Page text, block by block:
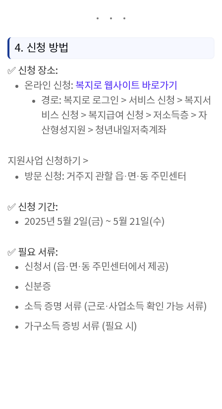
4. 신청 방법
✅ 신청 장소:
온라인 신청: 복지로 웹사이트 바로가기
경로: 복지로 로그인 > 서비스 신청 > 복지서
비스 신청 > 복지급여 신청 > 저소득층 > 자
산형성지원 > 청년내일저축계좌
지원사업 신청하기 >
방문 신청: 거주지 관할 읍·면·동 주민센터
✅ 신청 기간:
2025년 5월 2일(금) ~ 5월 21일(수)
✅ 필요 서류:
신청서 (읍·면·동 주민센터에서 제공)
신분증
소득 증명 서류 (근로·사업소득 확인 가능 서류)
가구소득 증빙 서류 (필요 시)